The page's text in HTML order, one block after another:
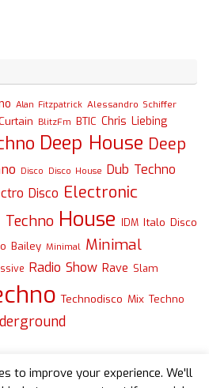
Alan Fitzpatrick Alessandro Schiffer
BlitzFm BTIC Chris Liebing
Deep House Deep
Disco Disco House Dub Techno
Disco Electronic
Techno House IDM Italo Disco
Bailey Minimal Minimal
Radio Show Rave Slam
Technodisco Mix Techno
to improve your experience. We'll